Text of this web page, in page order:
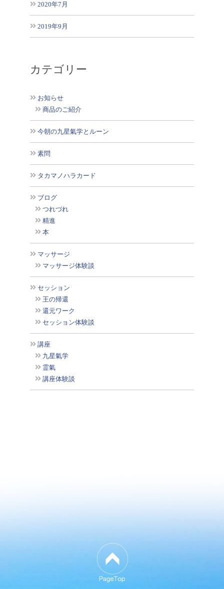
2020年7月
2019年9月
カテゴリー
お知らせ
商品のご紹介
今朝の九星氣学とルーン
素問
タカマノハラカード
ブログ
つれづれ
精進
本
マッサージ
マッサージ体験談
セッション
王の帰還
還元ワーク
セッション体験談
講座
九星氣学
霊氣
講座体験談